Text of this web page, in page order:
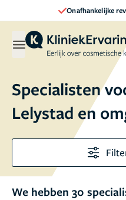
Direct
Specialisten
Lelystad en
We hebben 30